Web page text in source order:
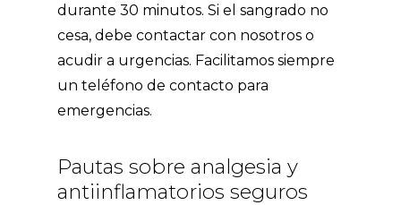
durante 30 minutos. Si el sangrado no
cesa, debe contactar con nosotros o
acudir a urgencias. Facilitamos siempre
un teléfono de contacto para
emergencias.
Pautas sobre analgesia y
antiinflamatorios seguros